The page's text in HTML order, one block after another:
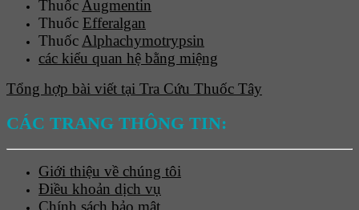
Thuốc Augmentin
Thuốc Efferalgan
Thuốc Alphachymotrypsin
các kiểu quan hệ bằng miệng
Tổng hợp bài viết tại Tra Cứu Thuốc Tây
CÁC TRANG THÔNG TIN:
Giới thiệu về chúng tôi
Điều khoản dịch vụ